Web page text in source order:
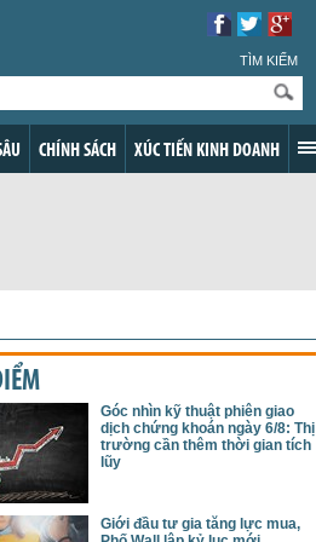
TÌM KIẾM
CHÍNH SÁCH XÚC TIẾN KINH DOANH
Góc nhìn kỹ thuật phiên giao
dịch chứng khoán ngày 6/8: Thị
trường cần thêm thời gian tích
lũy
Giới đầu tư gia tăng lực mua,